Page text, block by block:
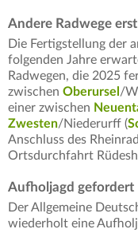
Andere Radwege
Die Fertigstellung der
folgenden Jahre
Radwegen, die 2025
zwischen Oberursel /
einer zwischen
Zwesten/Niederurff (
Anschluss des
Ortsdurchfahrt
Aufholjagd gefordert
Der Allgemeine
wiederholt eine